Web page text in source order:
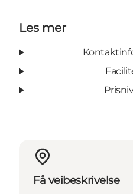
Les mer
Få veibeskrivelse